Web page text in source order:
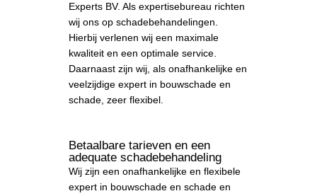
Experts BV. Als expertisebureau richten
wij ons op schadebehandelingen.
Hierbij verlenen wij een maximale
kwaliteit en een optimale service.
Daarnaast zijn wij, als onafhankelijke en
veelzijdige expert in bouwschade en
schade, zeer flexibel.
Betaalbare tarieven en een
adequate schadebehandeling
Wij zijn een onafhankelijke en flexibele
expert in bouwschade en schade en